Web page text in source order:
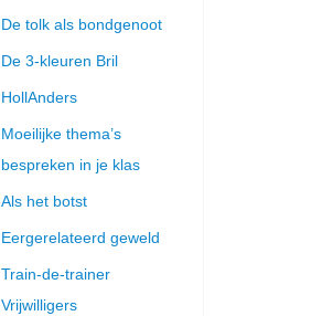
De tolk als bondgenoot
De 3-kleuren Bril
HollAnders
Moeilijke thema’s
bespreken in je klas
Als het botst
Eergerelateerd geweld
Train-de-trainer
Vrijwilligers